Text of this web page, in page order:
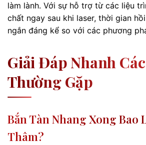
làm lành. Với sự hỗ trợ từ các liệu
chất ngay sau khi laser, thời gian
ngắn đáng kể so với các phương
Giải Đáp Nhanh
Thường Gặp
Bắn Tàn Nhang Xong Bao
Thâm?